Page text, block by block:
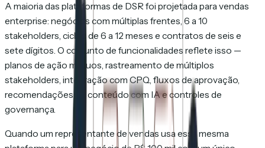
A maioria das plataformas de DSR foi projetada para vendas
enterprise: negócios com múltiplas frentes, 6 a 10
stakeholders, ciclos de 6 a 12 meses e contratos de seis e
sete dígitos. O conjunto de funcionalidades reflete isso —
planos de ação mútuos, rastreamento de múltiplos
stakeholders, integração com CPQ, fluxos de aprovação,
recomendações de conteúdo com IA e controles de
governança.
Quando um representante de vendas usa essa mesma